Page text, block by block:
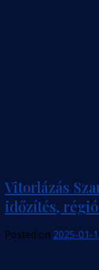
Vitorlázás
időzítés,
Posted on 2025-01-